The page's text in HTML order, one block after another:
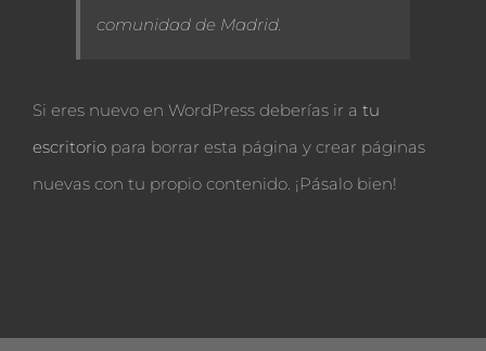
comunidad de Madrid.
Si eres nuevo en WordPress deberías ir a tu
escritorio para borrar esta página y crear páginas
nuevas con tu propio contenido. ¡Pásalo bien!